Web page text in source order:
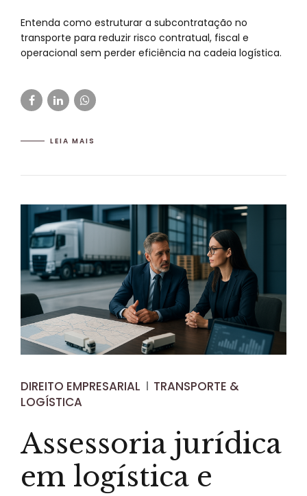
Entenda como estruturar a subcontratação no
transporte para reduzir risco contratual, fiscal e
operacional sem perder eficiência na cadeia logística.
LEIA MAIS
DIREITO EMPRESARIAL
TRANSPORTE &
LOGÍSTICA
Assessoria jurídica
em logística e